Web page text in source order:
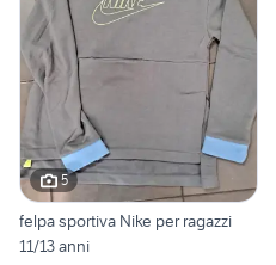
5
felpa sportiva Nike per ragazzi
11/13 anni